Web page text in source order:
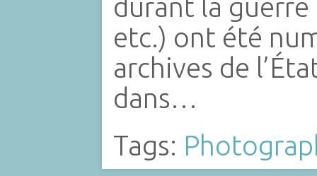
durant la
etc.) ont été
archives de
dans…
Tags: